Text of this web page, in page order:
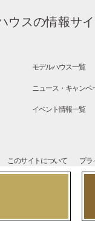
ウスの情報サイ
モデルハウス一覧
ニュース・キャンペ
イベント情報一覧
このサイトについて プラ